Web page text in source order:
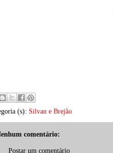
(s): Silvan e Brejão
comentário:
Postar um comentário